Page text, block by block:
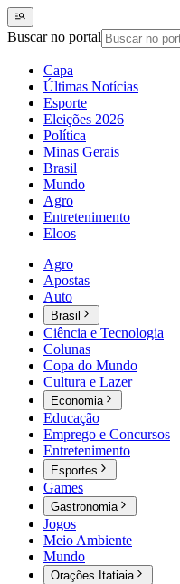
Buscar no portal
Capa
Últimas Notícias
Esporte
Eleições 2026
Política
Minas Gerais
Brasil
Mundo
Agro
Entretenimento
Eloos
Agro
Apostas
Auto
Brasil
Ciência e Tecnologia
Colunas
Copa do Mundo
Cultura e Lazer
Economia
Educação
Emprego e Concursos
Entretenimento
Esportes
Games
Gastronomia
Jogos
Meio Ambiente
Mundo
Orações Itatiaia